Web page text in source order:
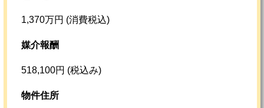
1,370万円 (消費税込)
媒介報酬
518,100円 (税込み)
物件住所